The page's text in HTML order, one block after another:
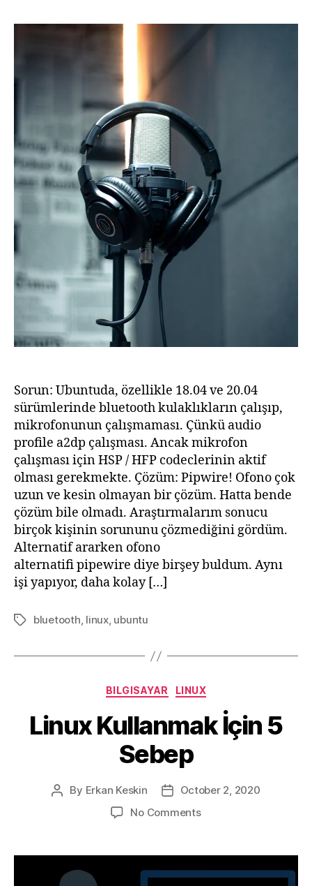
Kulaklık
]
Profile
Sorun: Ubuntuda, özellikle 18.04 ve 20.04
sürümlerinde bluetooth kulaklıkların çalışıp,
mikrofonunun çalışmaması. Çünkü audio
profile a2dp çalışması. Ancak mikrofon
çalışması için HSP / HFP codeclerinin aktif
olması gerekmekte. Çözüm: Pipwire! Ofono çok
uzun ve kesin olmayan bir çözüm. Hatta bende
çözüm bile olmadı. Araştırmalarım sonucu
birçok kişinin sorununu çözmediğini gördüm.
Alternatif ararken ofono
alternatifi pipewire diye birşey buldum. Aynı
işi yapıyor, daha kolay […]
Tagsbluetooth, linux, ubuntu
Categories
BILGISAYAR LINUX
Linux Kullanmak İçin 5
Sebep
Post
By Erkan Keskin
PostOctober 2, 2020
No Commentson
İçin
5